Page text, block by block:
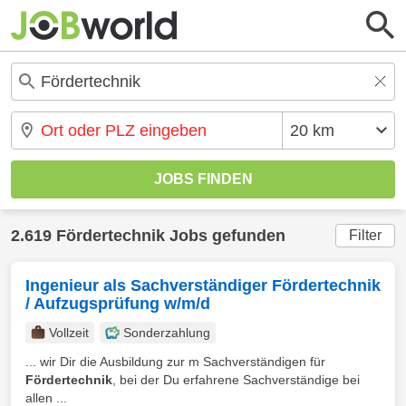
2.619 Fördertechnik Jobs gefunden Filter
Ingenieur als Sachverständiger Fördertechnik
/ Aufzugsprüfung w/m/d
Vollzeit
Sonderzahlung
... wir Dir die Ausbildung zur m Sachverständigen für
Fördertechnik , bei der Du erfahrene Sachverständige bei
allen ...